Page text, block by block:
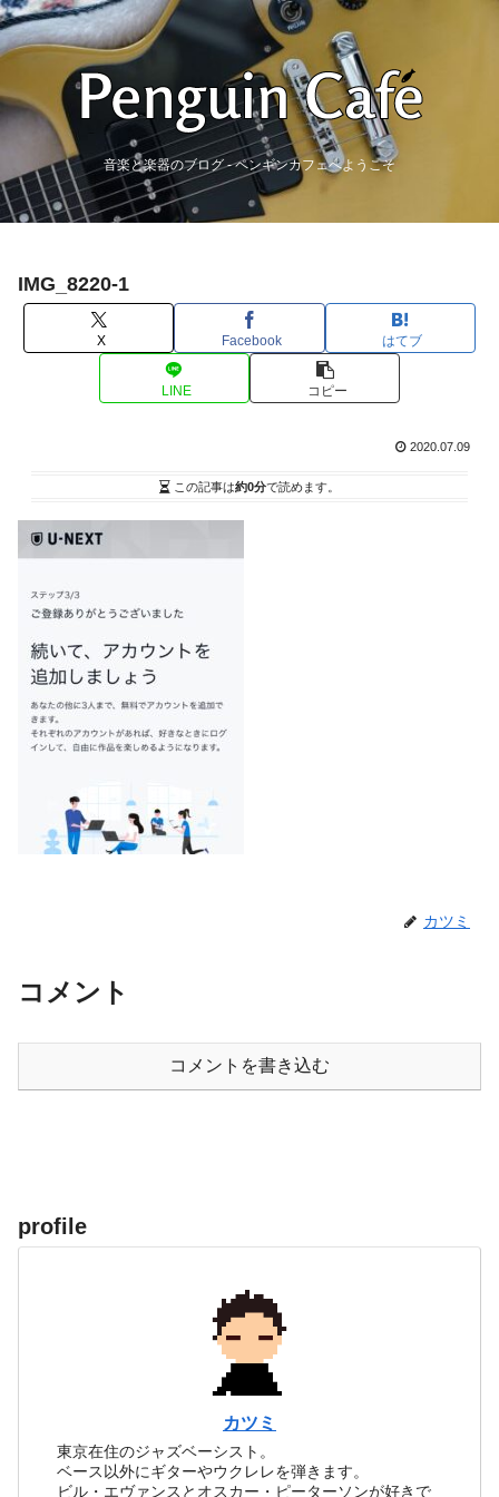
音楽と楽器のブログ - ペンギンカフェへようこそ
IMG_8220-1
X Facebook はてブ
LINE コピー
2020.07.09
この記事は約0分で読めます。
カツミ
コメント
コメントを書き込む
profile
カツミ
東京在住のジャズベーシスト。
ベース以外にギターやウクレレを弾きます。
ビル・エヴァンスとオスカー・ピーターソンが好きで